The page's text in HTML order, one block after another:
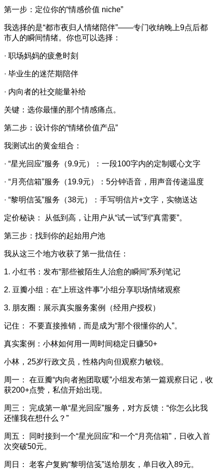
第一步：定位你的“情感价值 niche”
我选择的是“都市夜归人情绪陪伴”——专门收纳晚上9点后都
市人的瞬间情绪。你也可以选择：
· 职场妈妈的疲惫时刻
· 毕业生的迷茫期陪伴
· 内向者的社交能量补给
关键：选你最懂的那个情感痛点。
第二步：设计你的“情绪价值产品”
我测试出的黄金组合：
· “星光回应”服务（9.9元）：一段100字内的定制暖心文字
· “月亮信箱”服务（19.9元）：5分钟语音，用声音传递温度
· “黎明信笺”服务（38元）：手写明信片+文字，实物送达
定价秘诀： 从低到高，让用户从“试一试”到“真需要”。
第三步：找到你的起始用户池
我从这三个地方收获了第一批信任：
1. 小红书：发布“那些被陌生人治愈的瞬间”系列笔记
2. 豆瓣小组：在“上班这件事”小组分享职场情绪观察
3. 朋友圈：展示真实服务案例（经用户授权）
记住： 不要直接推销，而是成为“那个很懂你的人”。
真实案例：小林如何用一周时间稳定日赚50+
小林，25岁行政文员，性格内向但观察力敏锐。
周一： 在豆瓣“内向者抱团取暖”小组发布第一篇观察日记，收
获200+点赞，私信开始出现。
周三： 完成第一单“星光回应”服务，对方反馈：“你怎么比我
还懂我在想什么？”
周五： 同时接到一个“星光回应”和一个“月亮信箱”，日收入首
次突破50元。
周日： 老客户复购“黎明信笺”送给朋友，单日收入89元。